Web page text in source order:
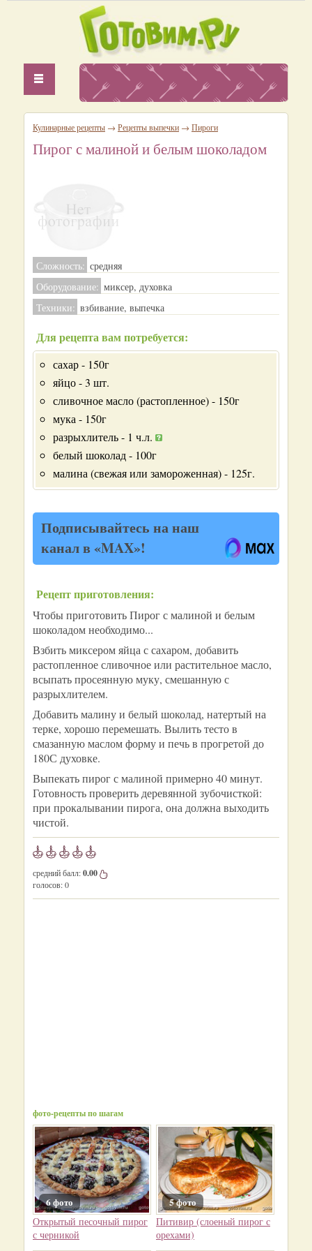
Кулинарные рецепты → Рецепты выпечки → Пироги
Пирог с малиной и белым шоколадом
Сложность: средняя
Оборудование: миксер, духовка
Техники: взбивание, выпечка
Для рецепта вам потребуется:
сахар - 150г
яйцо - 3 шт.
сливочное масло (растопленное) - 150г
мука - 150г
разрыхлитель - 1 ч.л.
белый шоколад - 100г
малина (свежая или замороженная) - 125г.
Подписывайтесь на наш
канал в «MAX»!
Рецепт приготовления:
Чтобы приготовить Пирог с малиной и белым
шоколадом необходимо...
Взбить миксером яйца с сахаром, добавить
растопленное сливочное или растительное масло,
всыпать просеянную муку, смешанную с
разрыхлителем.
Добавить малину и белый шоколад, натертый на
терке, хорошо перемешать. Вылить тесто в
смазанную маслом форму и печь в прогретой до
180С духовке.
Выпекать пирог с малиной примерно 40 минут.
Готовность проверить деревянной зубочисткой:
при прокалывании пирога, она должна выходить
чистой.
средний балл:0.00
голосов:0
фото-рецепты по шагам
6 фото
Открытый песочный пирог
с черникой
5 фото
Питивир (слоеный пирог с
орехами)